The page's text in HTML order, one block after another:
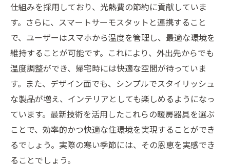
仕組みを採用しており、光熱費の節約に貢献していま
す。さらに、スマートサーモスタットと連携すること
で、ユーザーはスマホから温度を管理し、最適な環境を
維持することが可能です。これにより、外出先からでも
温度調整ができ、帰宅時には快適な空間が待っていま
す。また、デザイン面でも、シンプルでスタイリッシュ
な製品が増え、インテリアとしても楽しめるようになっ
ています。最新技術を活用したこれらの暖房器具を選ぶ
ことで、効率的かつ快適な住環境を実現することができ
るでしょう。実際の寒い季節には、その恩恵を実感でき
ることでしょう。